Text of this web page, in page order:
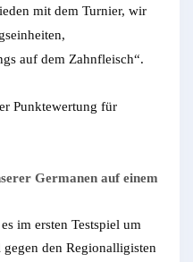
mit dem Turnier, wir
auf dem Zahnfleisch“.
Punktewertung für
Germanen auf einem
im ersten Testspiel um
den Regionalligisten